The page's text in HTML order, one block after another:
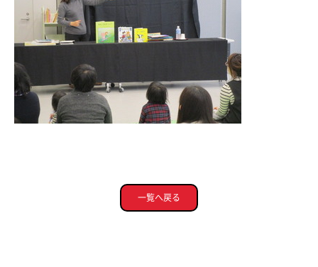
一覧へ戻る